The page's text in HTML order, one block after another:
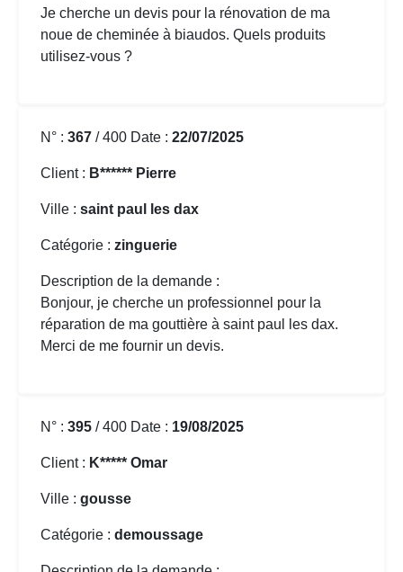
Je cherche un devis pour la rénovation de ma
noue de cheminée à biaudos. Quels produits
utilisez-vous ?
N° : 367 / 400 Date : 22/07/2025
Client : B****** Pierre
Ville : saint paul les dax
Catégorie : zinguerie
Description de la demande :
Bonjour, je cherche un professionnel pour la
réparation de ma gouttière à saint paul les dax.
Merci de me fournir un devis.
N° : 395 / 400 Date : 19/08/2025
Client : K***** Omar
Ville : gousse
Catégorie : demoussage